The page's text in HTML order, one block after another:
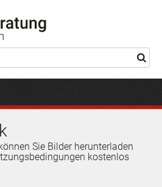
Sie Bilder herunterladen
kostenlos